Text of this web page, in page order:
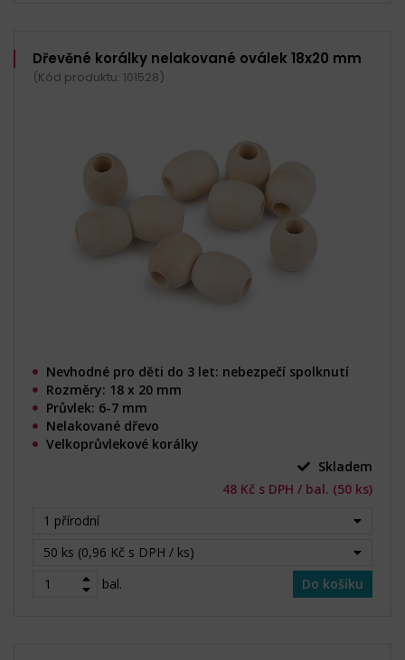
Dřevěné korálky nelakované oválek 18x20 mm
(Kód produktu: 101528)
Nevhodné pro děti do 3 let: nebezpečí spolknutí
Rozměry: 18 x 20 mm
Průvlek: 6-7 mm
Nelakované dřevo
Velkoprůvlekové korálky
Skladem
48 Kč s DPH / bal. (50 ks)
1 přírodní
50 ks (0,96 Kč s DPH / ks)
bal.
Do košíku